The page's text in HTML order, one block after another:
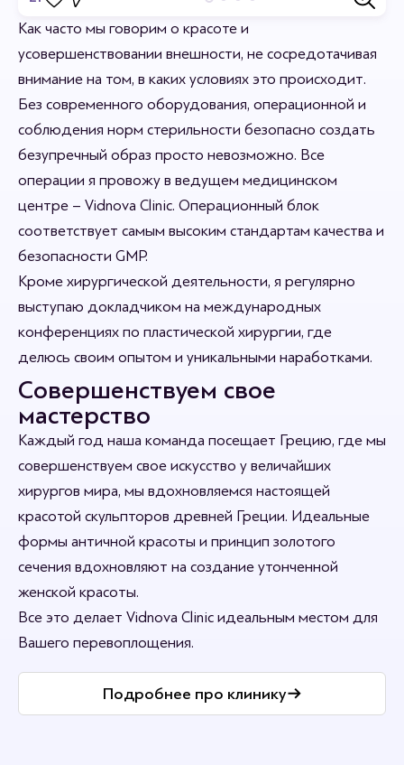
Отзывы
Станьте первым кто оставит отзыв.
Как часто мы говорим о красоте и
усовершенствовании внешности, не сосредотачивая
внимание на том, в каких условиях это происходит.
Без современного оборудования, операционной и
соблюдения норм стерильности безопасно создать
безупречный образ просто невозможно. Все
операции я провожу в ведущем медицинском
центре – Vidnova Clinic. Операционный блок
соответствует самым высоким стандартам качества и
безопасности GMP.
Кроме хирургической деятельности, я регулярно
выступаю докладчиком на международных
конференциях по пластической хирургии, где
делюсь своим опытом и уникальными наработками.
Совершенствуем свое
мастерство
Каждый год наша команда посещает Грецию, где мы
совершенствуем свое искусство у величайших
хирургов мира, мы вдохновляемся настоящей
красотой скульпторов древней Греции. Идеальные
формы античной красоты и принцип золотого
сечения вдохновляют на создание утонченной
женской красоты.
Все это делает Vidnova Clinic идеальным местом для
Вашего перевоплощения.
Подробнее про клинику